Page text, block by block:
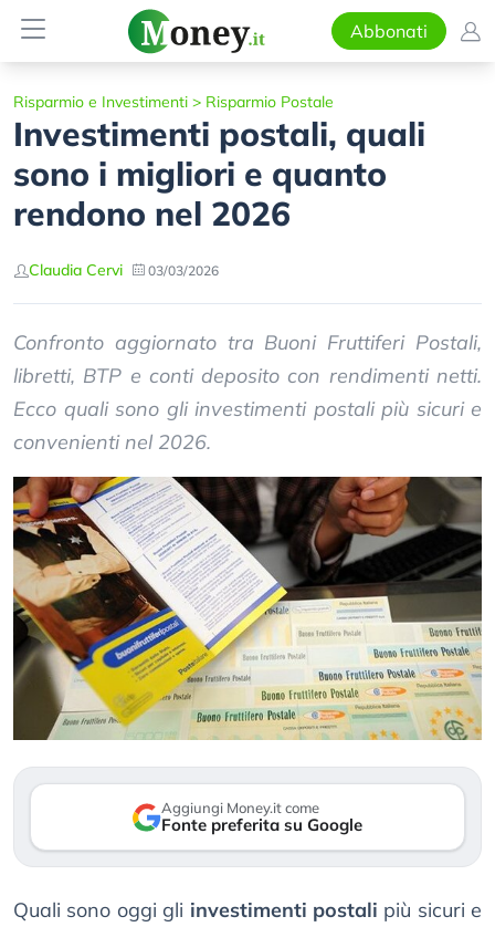
Abbonati
Risparmio e Investimenti > Risparmio Postale
Investimenti postali, quali
sono i migliori e quanto
rendono nel 2026
Claudia Cervi 03/03/2026
Confronto aggiornato tra Buoni Fruttiferi Postali,
libretti, BTP e conti deposito con rendimenti netti.
Ecco quali sono gli investimenti postali più sicuri e
convenienti nel 2026.
Aggiungi Money.it come
Fonte preferita su Google
Quali sono oggi gli investimenti postali più sicuri e